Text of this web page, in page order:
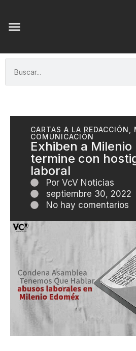
CARTAS A LA REDACCIÓN ,
COMUNICACIÓN
Exhiben a Milenio
termine con
laboral
Por VcV Noticias
septiembre 30, 2022
No hay comentarios